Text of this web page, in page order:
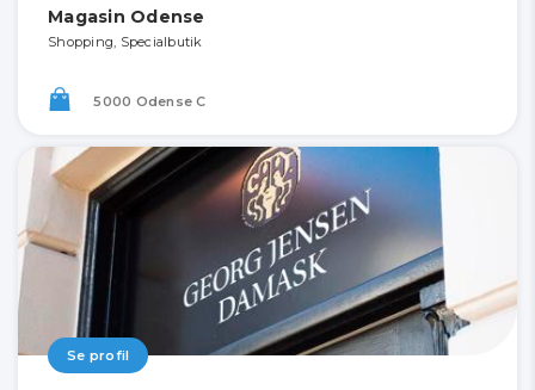
Magasin Odense
Shopping, Specialbutik
5000 Odense C
Se profil